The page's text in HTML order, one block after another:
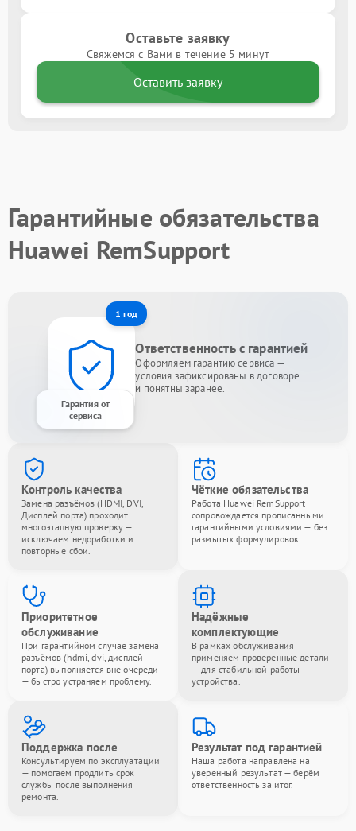
Оставьте заявку
Свяжемся с Вами в течение 5 минут
Оставить заявку
Гарантийные обязательства
Huawei RemSupport
1 год
Гарантия от
сервиса
Ответственность с гарантией
Оформляем гарантию сервиса —
условия зафиксированы в договоре
и понятны заранее.
Контроль качества
Замена разъёмов (HDMI, DVI,
Дисплей порта) проходит
многоэтапную проверку —
исключаем недоработки и
повторные сбои.
Чёткие обязательства
Работа Huawei RemSupport
сопровождается прописанными
гарантийными условиями — без
размытых формулировок.
Приоритетное
обслуживание
При гарантийном случае замена
разъёмов (hdmi, dvi, дисплей
порта) выполняется вне очереди
— быстро устраняем проблему.
Надёжные
комплектующие
В рамках обслуживания
применяем проверенные детали
— для стабильной работы
устройства.
Поддержка после
Консультируем по эксплуатации
— помогаем продлить срок
службы после выполнения
ремонта.
Результат под гарантией
Наша работа направлена на
уверенный результат — берём
ответственность за итог.